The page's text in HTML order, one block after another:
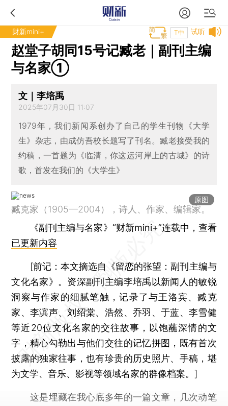
财新mini+ 试听
T中
赵堂子胡同15号记臧老｜副刊主编
与名家①
文｜李培禹
2025年07月30日 11:07
1979年，我们新闻系创办了自己的学生刊物《大学
生》杂志，由成仿吾校长题写了刊名。臧老接受我的
约稿，一首题为《临清，你这运河岸上的古城》的诗
歌，首发在我们的《大学生》
原图
臧克家（1905—2004），诗人、作家、编辑家。
《副刊主编与名家》“财新mini+”连载中，查看
已更新内容
[前记： 本文摘选自《留恋的张望：副刊主编与
文化名家》。资深副刊主编李培禹以新闻人的敏锐
洞察与作家的细腻笔触，记录了与王洛宾、臧克
家、李滨声、刘绍棠、浩然、乔羽、于蓝、李雪健
等近20位文化名家的交往故事，以饱蘸深情的文
字，精心勾勒出与他们交往的记忆拼图，既有首次
披露的独家往事，也有珍贵的历史照片、手稿，堪
为文学、音乐、影视等领域名家的群像档案。]
这是埋藏在我心底多年的一篇文章，几次动笔